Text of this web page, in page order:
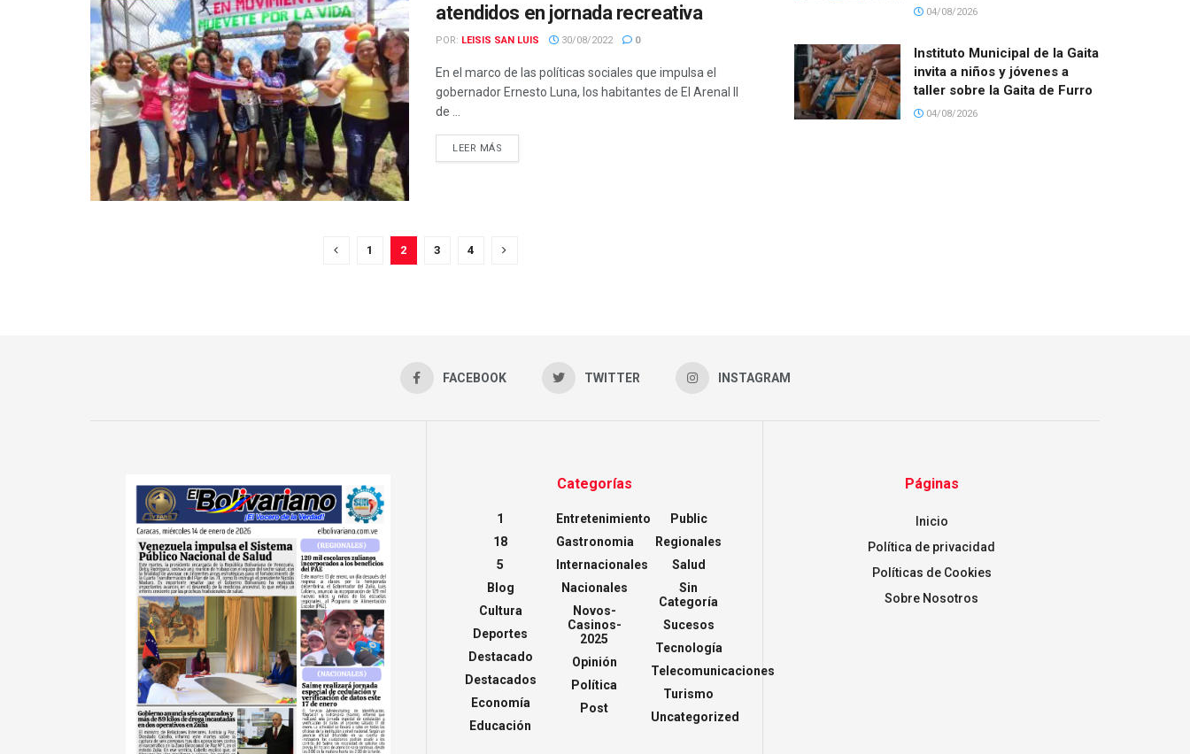
atendidos en jornada recreativa
POR: LEISIS SAN LUIS 30/08/2022 0
En el marco de las políticas sociales que impulsa el
gobernador Ernesto Luna, los habitantes de El Arenal II
de ...
LEER MÁS
1 2 3 4
04/08/2026
Instituto Municipal de la Gaita
invita a niños y jóvenes a
taller sobre la Gaita de Furro
04/08/2026
FACEBOOK TWITTER INSTAGRAM
Categorías
1
18
5
Blog
Cultura
Deportes
Destacado
Destacados
Economía
Educación
Entretenimiento
Gastronomia
Internacionales
Nacionales
Novos-
Casinos-
2025
Opinión
Política
Post
Public
Regionales
Salud
Sin
Categoría
Sucesos
Tecnología
Telecomunicaciones
Turismo
Uncategorized
Páginas
Inicio
Política de privacidad
Políticas de Cookies
Sobre Nosotros